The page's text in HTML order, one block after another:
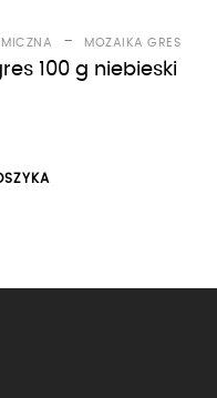
- MOZAIKA GRES
100 g niebieski